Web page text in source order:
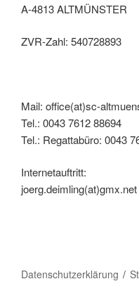
A-4813 ALTMÜNSTER
ZVR-Zahl: 540728893
Mail: office(at)sc-
Tel.: 0043 7612 88694
Tel.: Regattabüro: 0043
Internetauftritt:
joerg.deimling(at)gmx.net
Datenschutzerklärung